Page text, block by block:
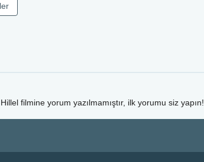
filmine yorum yazılmamıştır, ilk yorumu siz yapın!